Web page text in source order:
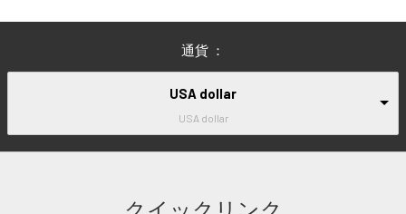
通貨 ：
USA dollar
USA dollar